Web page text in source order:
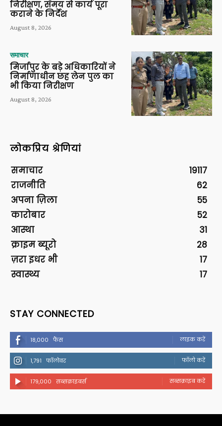
निरीक्षण, समय से कार्य पूरा
कराने के निर्देश
August 8, 2026
समाचार
मिर्जापुर के बड़े अधिकारियों ने
निर्माणाधीन छह लेन पुल का
भी किया निरीक्षण
August 8, 2026
लोकप्रिय श्रेणियां
समाचार
19117
राजनीति
62
अपना ज़िला
55
कारोबार
52
आस्था
31
क्राइम ब्यूरो
28
ज़रा इधर भी
17
स्वास्थ्य
17
STAY CONNECTED
18,000 फैंस लाइक करें
1,791 फॉलोवर फॉलो करें
179,000 सब्सक्राइबर्स सब्सक्राइब करें